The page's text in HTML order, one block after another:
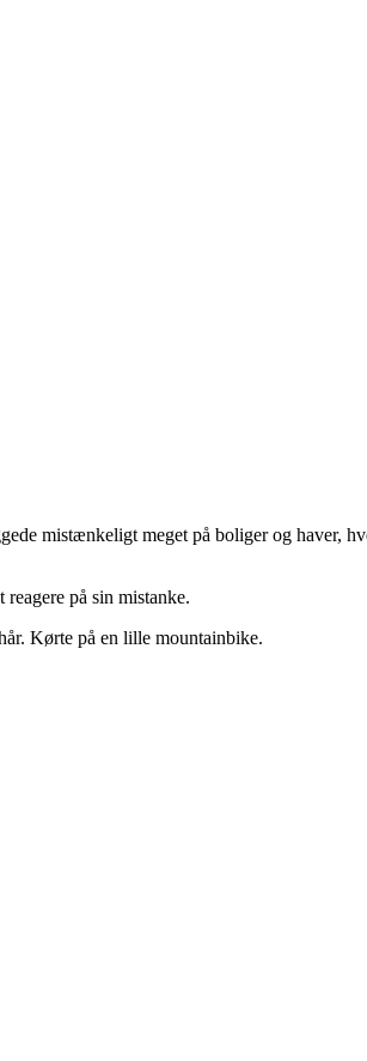
mistænkeligt meget på boliger og haver,
på sin mistanke.
Kørte på en lille mountainbike.